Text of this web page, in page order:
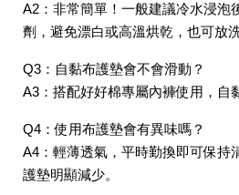
A2：非常簡單！一般建議冷水浸泡
劑，避免漂白或高溫烘乾，也可放
Q3：自黏布護墊會不會滑動？
A3：搭配好好棉專屬內褲使用，自
Q4：使用布護墊會有異味嗎？
A4：輕薄透氣，平時勤換即可保持
護墊明顯減少。